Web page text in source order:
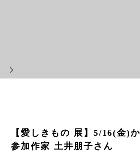
【愛しきもの 展】5/16(金)
参加作家 土井朋子さん